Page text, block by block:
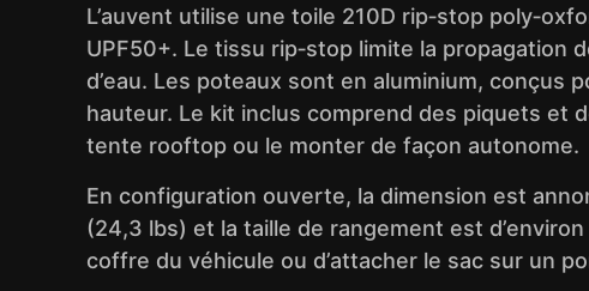
L’auvent utilise une toile 210D rip‑stop
UPF50+. Le tissu rip‑stop limite la propagation
d’eau. Les poteaux sont en aluminium,
hauteur. Le kit inclus comprend des piquets et
tente rooftop ou le monter de façon autonome.
En configuration ouverte, la dimension est
(24,3 lbs) et la taille de rangement est
coffre du véhicule ou d’attacher le sac sur un